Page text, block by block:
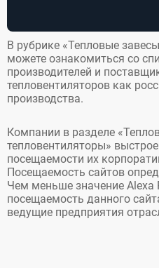
В рубрике «Тепловые
можете ознакомиться со
производителей и
тепловентиляторов как
производства.
Компании в разделе
тепловентиляторы»
посещаемости их
Посещаемость сайтов
Чем меньше значение Alexa
посещаемость данного
ведущие предприятия